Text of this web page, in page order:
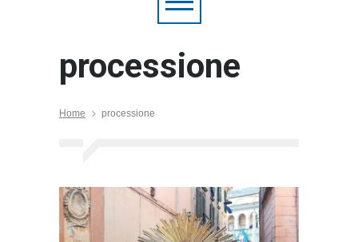
processione
Home processione